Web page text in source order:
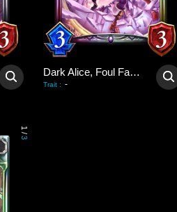
Dark Alice, Foul Fairytale
Trait : -
1
/
3